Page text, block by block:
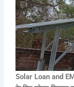
Solar Loan and